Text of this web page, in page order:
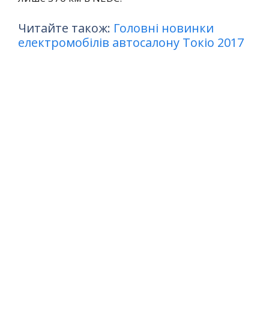
Читайте також: Головні новинки
електромобілів автосалону Токіо 2017